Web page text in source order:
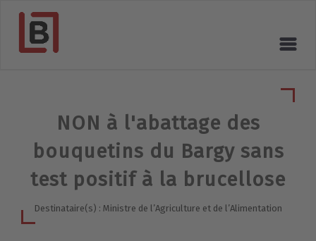
NON à l'abattage des
bouquetins du Bargy sans
test positif à la brucellose
Destinataire(s) : Ministre de l’Agriculture et de l’Alimentation